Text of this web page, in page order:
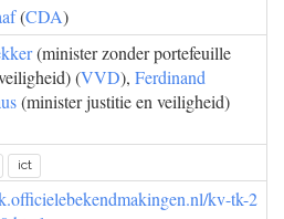
(CDA)
(minister zonder portefeuille
(VVD), Ferdinand
(minister justitie en veiligheid)
ict
kv-tk-2